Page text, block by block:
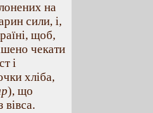
на
сили, і,
щоб,
чекати
і
хліба,
), що